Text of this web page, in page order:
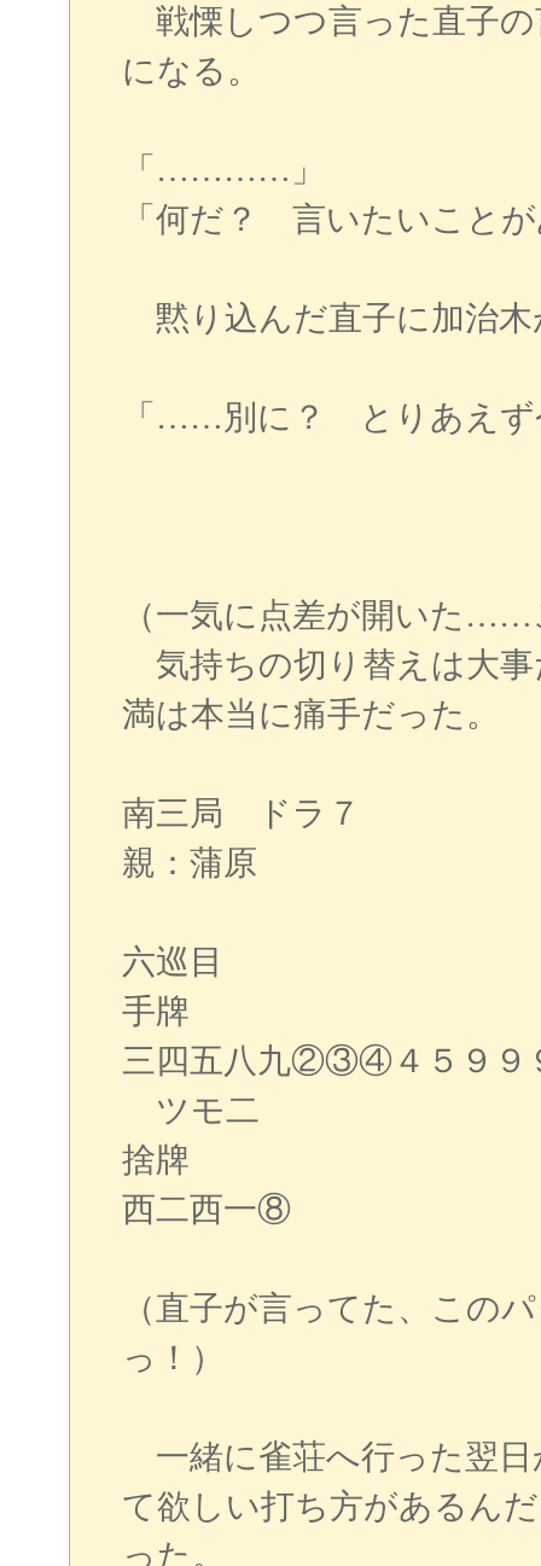
戦慄しつつ言った直子の
になる。
「…………」
「何だ？ 言いたいこと
黙り込んだ直子に加治木
「……別に？ とりあえず
（一気に点差が開いた
気持ちの切り替えは大
満は本当に痛手だった。
南三局 ドラ７
親：蒲原
六巡目
手牌
三四五八九②③④４５９９
ツモ二
捨牌
西二西一⑧
（直子が言ってた、こ
っ！）
一緒に雀荘へ行った翌
て欲しい打ち方があるん
った。